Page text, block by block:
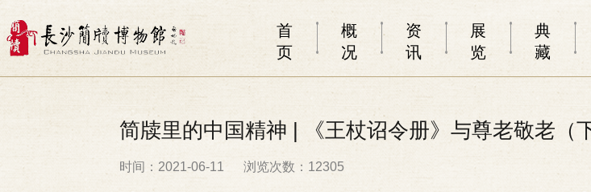
首
页
概
况
资
讯
展
览
典
藏
简牍里的中国精神 | 《王杖诏令册》与尊老敬老（下
时间：2021-06-11 浏览次数：12305